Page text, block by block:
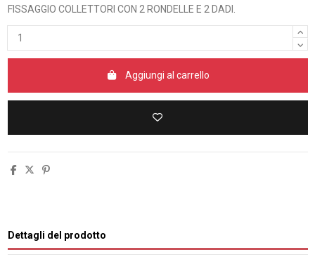
FISSAGGIO COLLETTORI CON 2 RONDELLE E 2 DADI.
Aggiungi al carrello
Dettagli del prodotto